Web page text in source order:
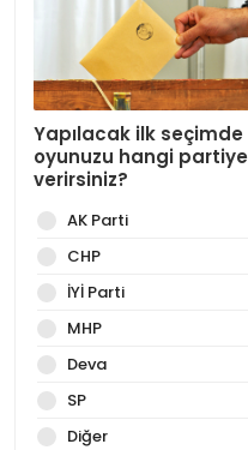
Yapılacak ilk seçimde
oyunuzu hangi partiye
verirsiniz?
AK Parti
CHP
İYİ Parti
MHP
Deva
SP
Diğer